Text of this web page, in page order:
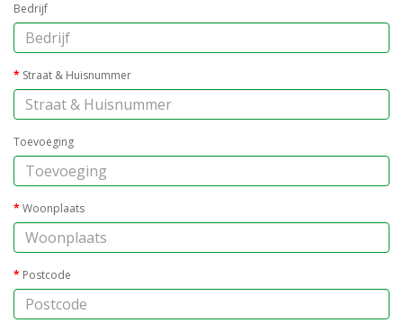
Bedrijf
Straat & Huisnummer
Toevoeging
Woonplaats
Postcode